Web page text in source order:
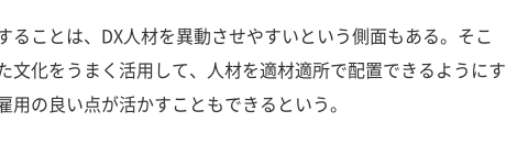
ことは、DX人材を異動させやすいという側面もある。そこ
文化をうまく活用して、人材を適材適所で配置できるようにす
用の良い点が活かすこともできるという。